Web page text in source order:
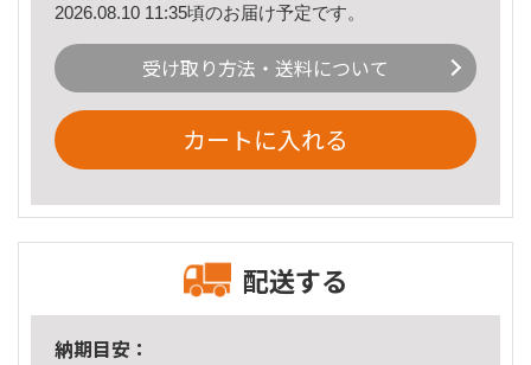
2026.08.10 11:35頃のお届け予定です。
受け取り方法・送料について
カートに入れる
配送する
納期目安：